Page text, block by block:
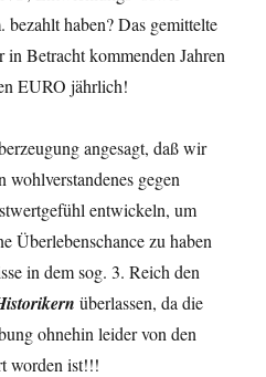
haben? Das gemittelte
Betracht kommenden Jahren
EURO jährlich!
angesagt, daß wir
gegen
entwickeln, um
Überlebenschance zu haben
in dem sog. 3. Reich den
überlassen, da die
ohnehin leider von den
worden ist!!!